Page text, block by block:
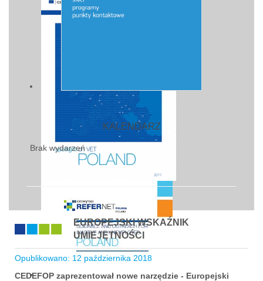
KALENDARZ
Brak wydarzeń
EUROPEJSKI WSKAŹNIK
UMIEJĘTNOŚCI
Opublikowano: 12 października 2018
CEDEFOP zaprezentował nowe narzędzie - Europejski